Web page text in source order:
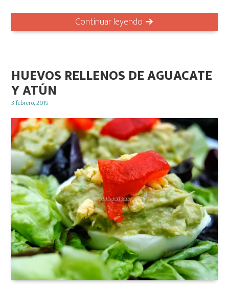
Continuar leyendo
HUEVOS RELLENOS DE AGUACATE
Y ATÚN
Posted
3 febrero, 2019